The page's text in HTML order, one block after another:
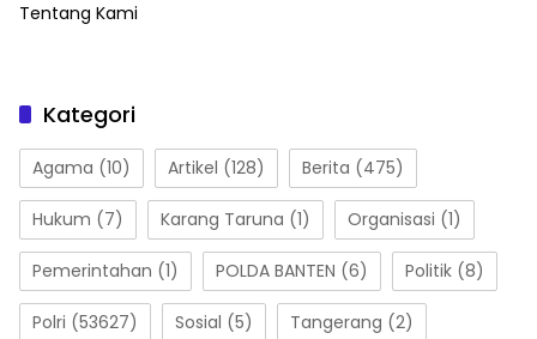
Tentang Kami
Kategori
Agama (10) Artikel (128) Berita (475)
Hukum (7) Karang Taruna (1) Organisasi (1)
Pemerintahan (1) POLDA BANTEN (6) Politik (8)
Polri (53627) Sosial (5) Tangerang (2)